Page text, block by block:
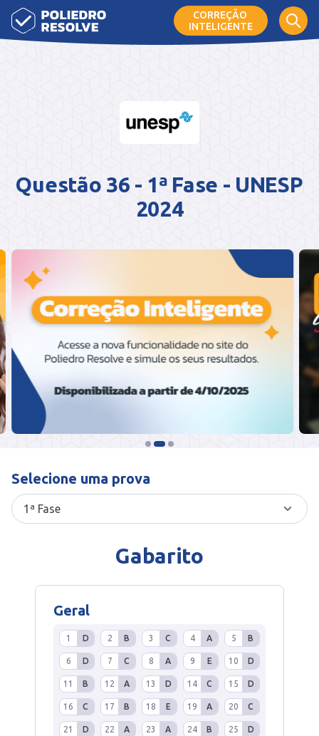
CORREÇÃO
INTELIGENTE
Questão 36 - 1ª Fase - UNESP
2024
Selecione uma prova
Gabarito
Geral
1 D 2 B 3 C 4 A 5 B
6 D 7 C 8 A 9 E 10 D
11 B 12 A 13 D 14 C 15 D
16 C 17 B 18 E 19 A 20 C
21 D 22 A 23 A 24 B 25 D